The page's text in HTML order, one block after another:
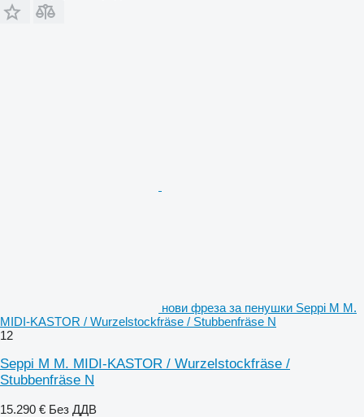
нови фреза за пенушки Seppi M M.
MIDI-KASTOR / Wurzelstockfräse / Stubbenfräse N
12
Seppi M M. MIDI-KASTOR / Wurzelstockfräse /
Stubbenfräse N
15.290 € Без ДДВ